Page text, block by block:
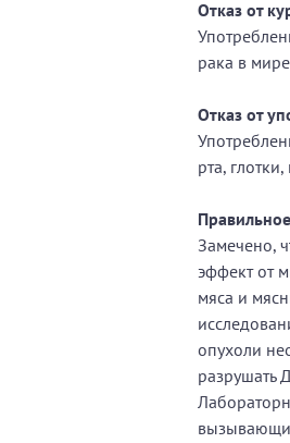
Отказ от
рака в
Отказ от
рта,
Замечено,
эффект от
мяса и
опухоли
разрушать